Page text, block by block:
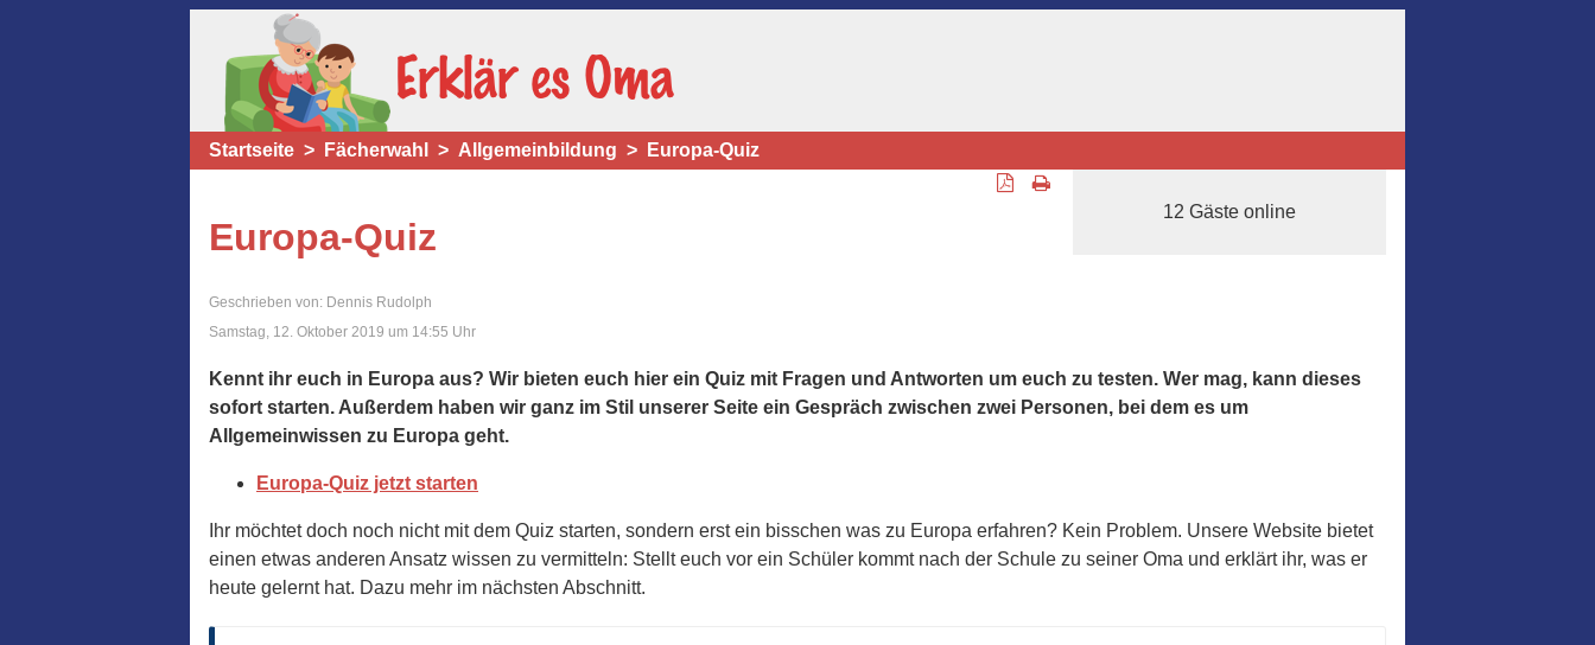
Startseite Fächerwahl Allgemeinbildung Europa-Quiz
12 Gäste online
Europa-Quiz
Geschrieben von: Dennis Rudolph
Samstag, 12. Oktober 2019 um 14:55 Uhr
Kennt ihr euch in Europa aus? Wir bieten euch hier ein Quiz mit Fragen und Antworten um euch zu testen. Wer mag, kann dieses
sofort starten. Außerdem haben wir ganz im Stil unserer Seite ein Gespräch zwischen zwei Personen, bei dem es um
Allgemeinwissen zu Europa geht.
Europa-Quiz jetzt starten
Ihr möchtet doch noch nicht mit dem Quiz starten, sondern erst ein bisschen was zu Europa erfahren? Kein Problem. Unsere Website bietet
einen etwas anderen Ansatz wissen zu vermitteln: Stellt euch vor ein Schüler kommt nach der Schule zu seiner Oma und erklärt ihr, was er
heute gelernt hat. Dazu mehr im nächsten Abschnitt.